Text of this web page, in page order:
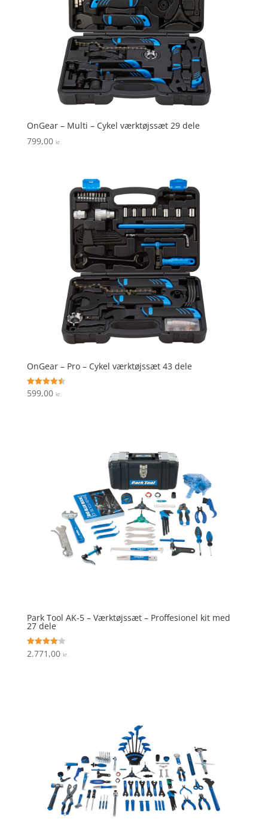
OnGear – Multi – Cykel værktøjssæt 29 dele
799,00 kr.
OnGear – Pro – Cykel værktøjssæt 43 dele
Vurderet
4.5
599,00 kr.
Park Tool AK-5 – Værktøjssæt – Proffesionel kit med
27 dele
Vurderet
4.1
2.771,00 kr.